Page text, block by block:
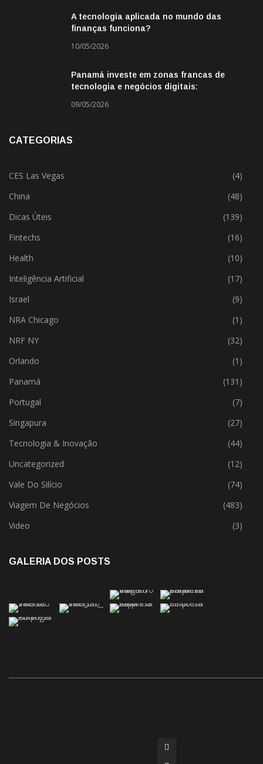
A tecnologia aplicada no mundo das
finanças funciona?
10/05/2026
Panamá investe em zonas francas de
tecnologia e negócios digitais:
09/05/2026
CATEGORIAS
CES Las Vegas
(4)
China
(48)
Dicas Úteis
(139)
Fintechs
(16)
Health
(10)
Inteligência Artificial
(17)
Israel
(9)
NRA Chicago
(1)
NRF NY
(32)
Orlando
(1)
Panamá
(131)
Portugal
(7)
Singapura
(27)
Tecnologia & Inovação
(44)
Uncategorized
(12)
Vale Do Silício
(74)
Viagem De Negócios
(483)
Video
(3)
GALERIA DOS POSTS